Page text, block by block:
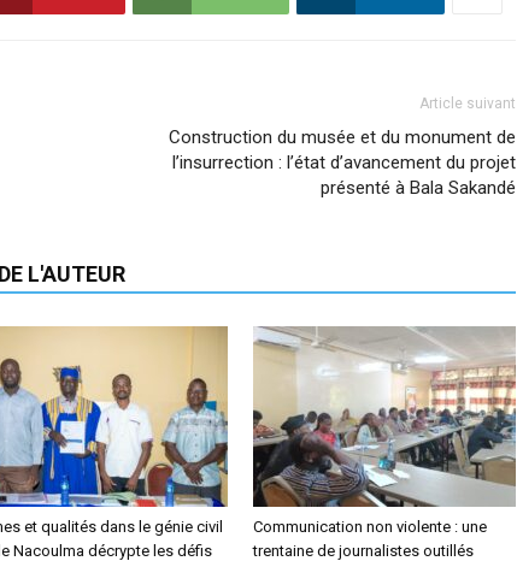
Article suivant
Construction du musée et du monument de
l’insurrection : l’état d’avancement du projet
présenté à Bala Sakandé
L'AUTEUR
et qualités dans le génie civil
Nacoulma décrypte les défis
Communication non violente : une
trentaine de journalistes outillés